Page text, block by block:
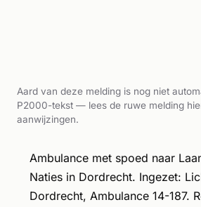
Aard van deze melding is nog niet
P2000-tekst — lees de ruwe melding
aanwijzingen.
Ambulance met spoed naar
Naties in Dordrecht. Ingezet:
Dordrecht, Ambulance 14-187.